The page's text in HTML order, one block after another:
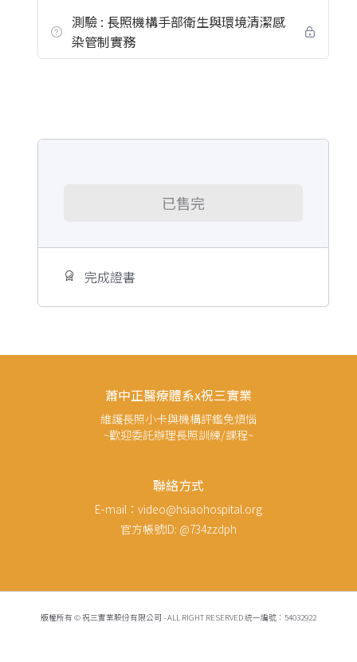
測驗 : 長照機構手部衛生與環境清潔感
染管制實務
已售完
完成證書
蕭中正醫療體系x祝三實業
維護長照小卡與機構評鑑免煩惱
~歡迎委託辦理長照訓練/課程~
聯絡方式
E-mail：video@hsiaohospital.org
官方帳號ID: @734zzdph
版權所有 © 祝三實業股份有限公司 - ALL RIGHT RESERVED 統一編號：54032922